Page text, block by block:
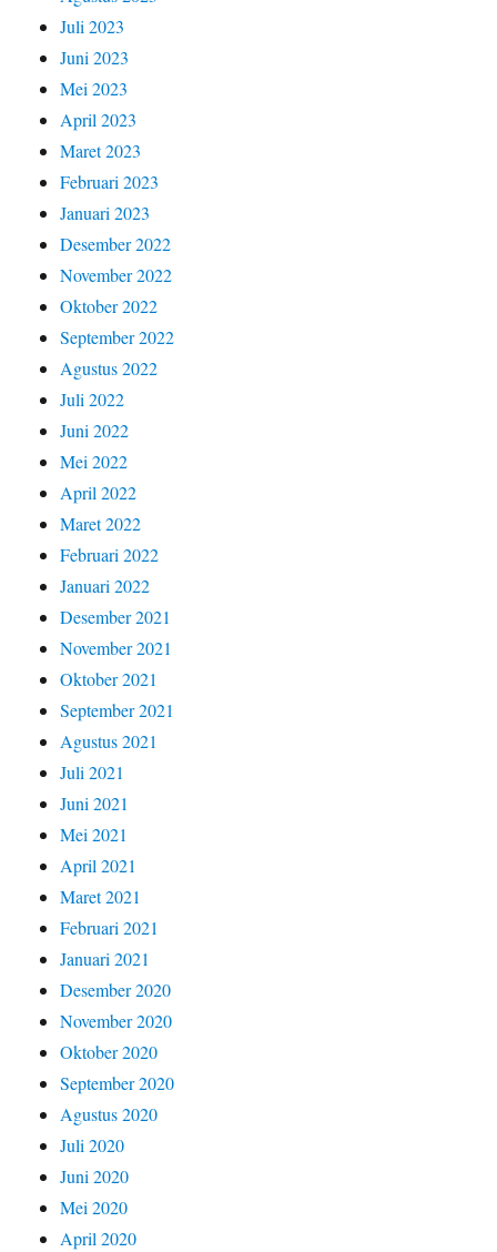
Juli 2023
Juni 2023
Mei 2023
April 2023
Maret 2023
Februari 2023
Januari 2023
Desember 2022
November 2022
Oktober 2022
September 2022
Agustus 2022
Juli 2022
Juni 2022
Mei 2022
April 2022
Maret 2022
Februari 2022
Januari 2022
Desember 2021
November 2021
Oktober 2021
September 2021
Agustus 2021
Juli 2021
Juni 2021
Mei 2021
April 2021
Maret 2021
Februari 2021
Januari 2021
Desember 2020
November 2020
Oktober 2020
September 2020
Agustus 2020
Juli 2020
Juni 2020
Mei 2020
April 2020